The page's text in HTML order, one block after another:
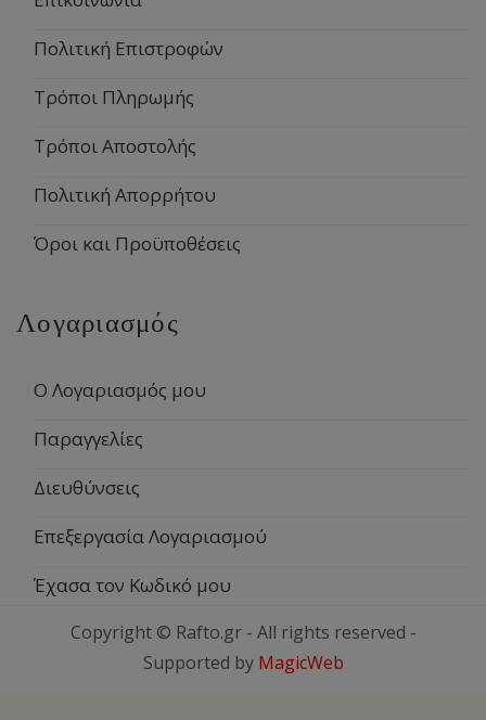
Πολιτική Επιστροφών
Τρόποι Πληρωμής
Τρόποι Αποστολής
Πολιτική Απορρήτου
Όροι και Προϋποθέσεις
Λογαριασμός
Ο Λογαριασμός μου
Παραγγελίες
Διευθύνσεις
Επεξεργασία Λογαριασμού
Έχασα τον Κωδικό μου
Copyright © Rafto.gr - All rights reserved -
Supported by MagicWeb